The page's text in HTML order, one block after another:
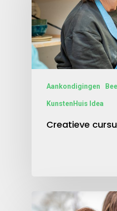
Aankondigingen
KunstenHuis Idea
Creatieve